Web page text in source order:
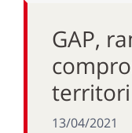
GAP,
territori
13/04/2021